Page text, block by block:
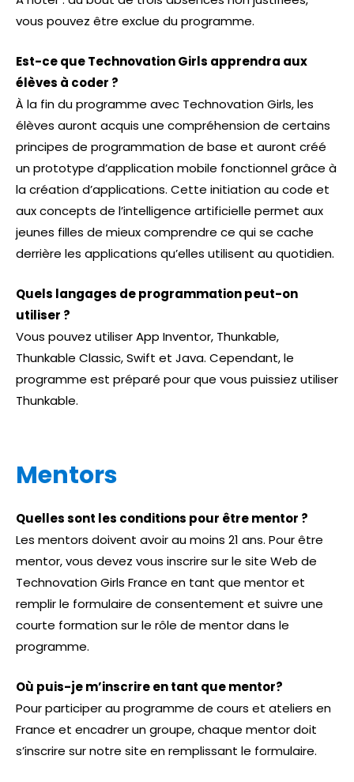
vous pouvez être exclue du programme.
Est-ce que Technovation Girls apprendra aux
élèves à coder ?
À la fin du programme avec Technovation Girls, les
élèves auront acquis une compréhension de certains
principes de programmation de base et auront créé
un prototype d’application mobile fonctionnel grâce à
la création d’applications. Cette initiation au code et
aux concepts de l’intelligence artificielle permet aux
jeunes filles de mieux comprendre ce qui se cache
derrière les applications qu’elles utilisent au quotidien.
Quels langages de programmation peut-on
utiliser ?
Vous pouvez utiliser App Inventor, Thunkable,
Thunkable Classic, Swift et Java. Cependant, le
programme est préparé pour que vous puissiez utiliser
Thunkable.
Mentors
Quelles sont les conditions pour être mentor ?
Les mentors doivent avoir au moins 21 ans. Pour être
mentor, vous devez vous inscrire sur le site Web de
Technovation Girls France en tant que mentor et
remplir le formulaire de consentement et suivre une
courte formation sur le rôle de mentor dans le
programme.
Où puis-je m’inscrire en tant que mentor?
Pour participer au programme de cours et ateliers en
France et encadrer un groupe, chaque mentor doit
s’inscrire sur notre site en remplissant le formulaire.